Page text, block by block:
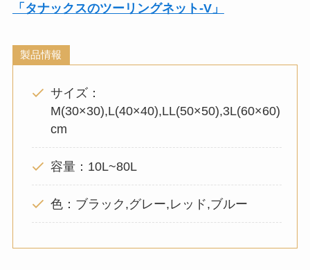
「タナックスのツーリングネット-V」
製品情報
サイズ：
M(30×30),L(40×40),LL(50×50),3L(60×60)
cm
容量：10L~80L
色：ブラック,グレー,レッド,ブルー